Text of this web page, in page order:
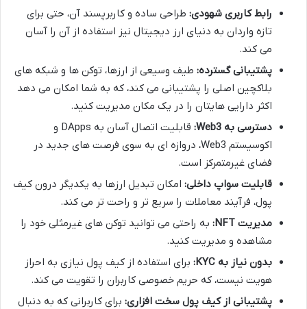
رابط کاربری شهودی: طراحی ساده و کاربرپسند آن، حتی برای
تازه واردان به دنیای ارز دیجیتال نیز استفاده از آن را آسان
می کند.
پشتیبانی گسترده: طیف وسیعی از ارزها، توکن ها و شبکه های
بلاکچین اصلی را پشتیبانی می کند، که به شما امکان می دهد
اکثر دارایی هایتان را در یک مکان مدیریت کنید.
دسترسی به Web3:
قابلیت اتصال آسان به DApps و
اکوسیستم Web3، دروازه ای به سوی فرصت های جدید در
فضای غیرمتمرکز است.
قابلیت سواپ داخلی: امکان تبدیل ارزها به یکدیگر درون کیف
پول، فرآیند معاملات را سریع تر و راحت تر می کند.
مدیریت NFT:
به راحتی می توانید توکن های غیرمثلی خود را
مشاهده و مدیریت کنید.
بدون نیاز به KYC:
برای استفاده از کیف پول نیازی به احراز
هویت نیست، که حریم خصوصی کاربران را تقویت می کند.
پشتیبانی از کیف پول سخت افزاری: برای کاربرانی که به دنبال